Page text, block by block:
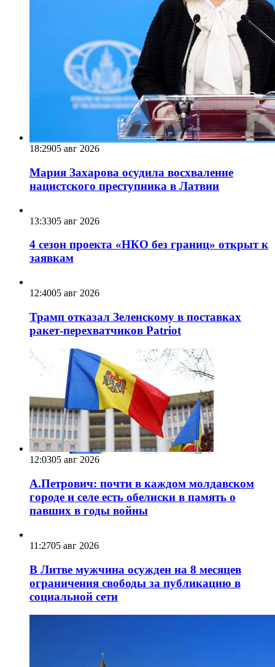
18:2905 авг 2026
Мария Захарова осудила восхваление
нацистского преступника в Латвии
13:3305 авг 2026
4 сезон проекта «НКО без границ» открыт к
заявкам
12:4005 авг 2026
Трамп отказал Зеленскому в поставках
ракет-перехватчиков Patriot
12:0305 авг 2026
А.Петрович: почти в каждом молдавском
городе и селе есть обелиски в память о
павших в годы войны
11:2705 авг 2026
В Литве мужчина осужден на 8 месяцев
ограничения свободы за публикацию в
социальной сети